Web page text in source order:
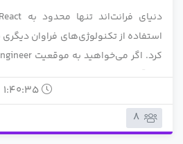
استفاده از تکنولوژی‌های فراوان
بایدآموزش React JS پیشرفتهرا که
8